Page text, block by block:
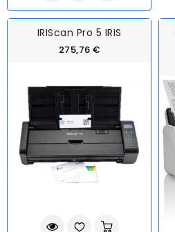
IRIScan Pro 5 IRIS
275,76 €